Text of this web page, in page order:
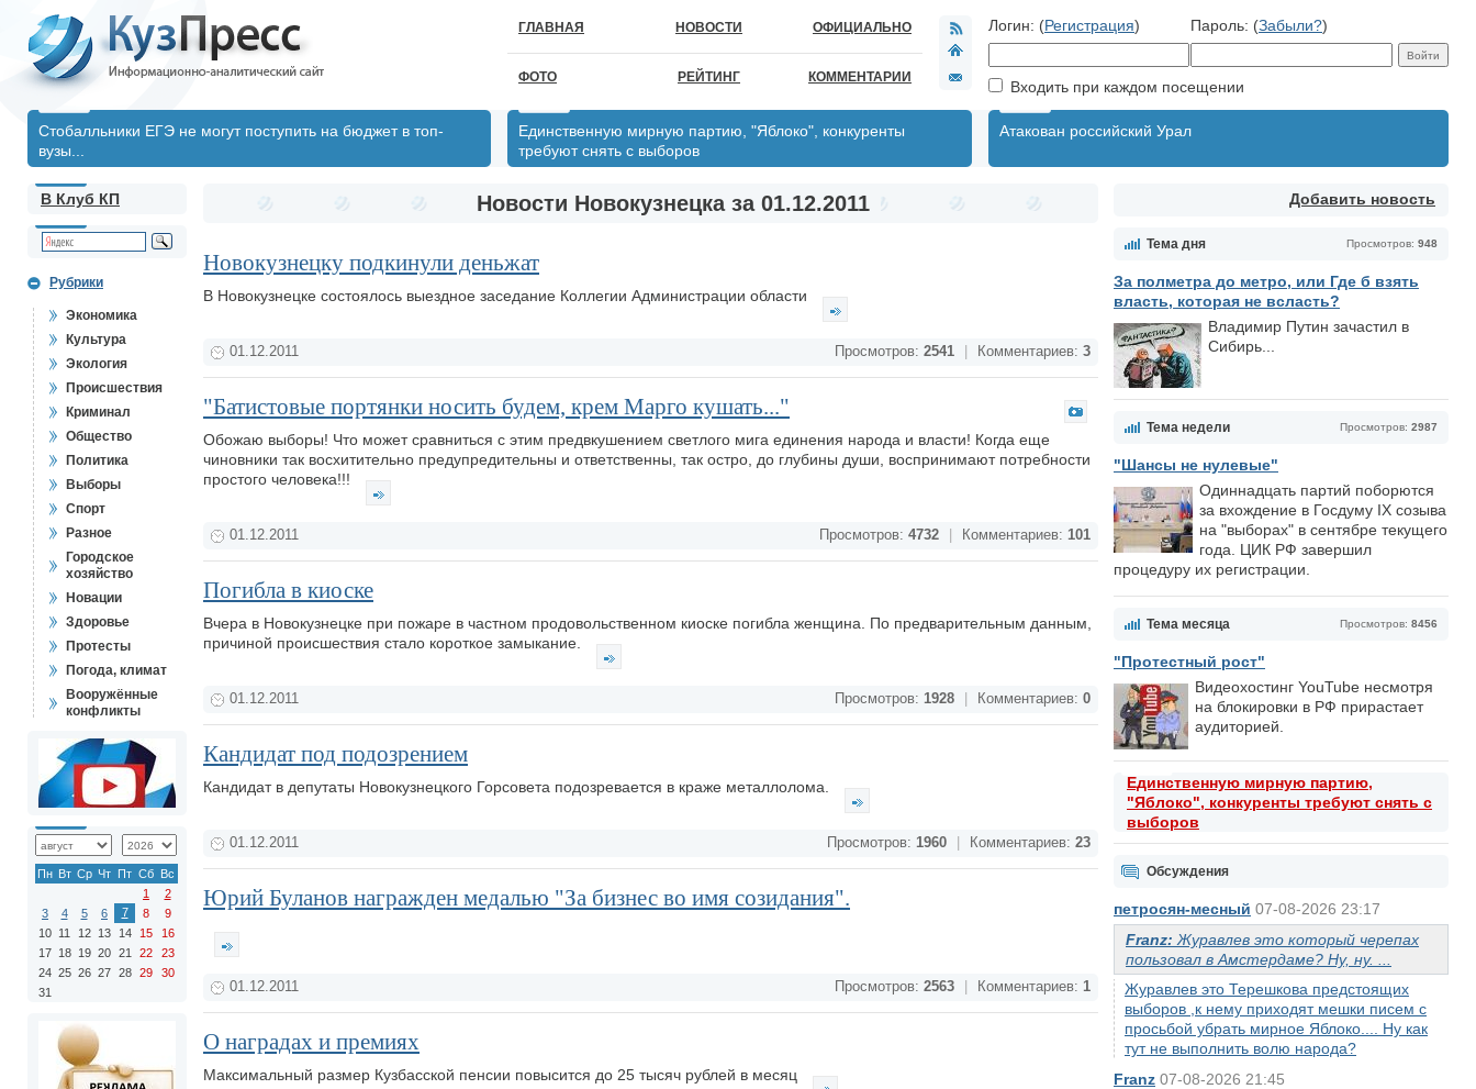
ГЛАВНАЯ НОВОСТИ ОФИЦИАЛЬНО
ФОТО РЕЙТИНГ КОММЕНТАРИИ
Логин: (Регистрация) Пароль: (Забыли?)
Входить при каждом посещении
Стобалльники ЕГЭ не могут поступить на бюджет в топ-
вузы...
Единственную мирную партию, "Яблоко", конкуренты
требуют снять с выборов
Атакован российский Урал
Добавить новость
Просмотров: 948
Тема дня
За полметра до метро, или Где б взять
власть, которая не всласть?
Владимир Путин зачастил в
Сибирь...
Просмотров: 2987
Тема недели
"Шансы не нулевые"
Одиннадцать партий поборются
за вхождение в Госдуму IX созыва
на "выборах" в сентябре текущего
года. ЦИК РФ завершил
процедуру их регистрации.
Просмотров: 8456
Тема месяца
"Протестный рост"
Видеохостинг YouTube несмотря
на блокировки в РФ прирастает
аудиторией.
Единственную мирную партию,
"Яблоко", конкуренты требуют снять с
выборов
Обсуждения
петросян-месный 07-08-2026 23:17
Franz: Журавлев это который черепах
пользовал в Амстердаме? Ну, ну. ...
Журавлев это Терешкова предстоящих
выборов ,к нему приходят мешки писем с
просьбой убрать мирное Яблоко.... Ну как
тут не выполнить волю народа?
Franz 07-08-2026 21:45
В Клуб КП
Рубрики
Экономика
Культура
Экология
Происшествия
Криминал
Общество
Политика
Выборы
Спорт
Разное
Городское
хозяйство
Новации
Здоровье
Протесты
Погода, климат
Вооружённые
конфликты
Пн Вт Ср Чт Пт Сб Вс
1
2
3
4 5 6 7 8
9
10 11 12 13 14 15
16
17 18 19 20 21 22
23
24 25 26 27 28 29
30
31
Новости Новокузнецка за 01.12.2011
Новокузнецку подкинули деньжат
В Новокузнецке состоялось выездное заседание Коллегии Администрации области
01.12.2011 Просмотров: 2541 Комментариев: 3
"Батистовые портянки носить будем, крем Марго кушать..."
Обожаю выборы! Что может сравниться с этим предвкушением светлого мига единения народа и власти! Когда еще
чиновники так восхитительно предупредительны и ответственны, так остро, до глубины души, воспринимают потребности
простого человека!!!
01.12.2011 Просмотров: 4732 Комментариев: 101
Погибла в киоске
Вчера в Новокузнецке при пожаре в частном продовольственном киоске погибла женщина. По предварительным данным,
причиной происшествия стало короткое замыкание.
01.12.2011 Просмотров: 1928 Комментариев: 0
Кандидат под подозрением
Кандидат в депутаты Новокузнецкого Горсовета подозревается в краже металлолома.
01.12.2011 Просмотров: 1960 Комментариев: 23
Юрий Буланов награжден медалью "За бизнес во имя созидания".
01.12.2011 Просмотров: 2563 Комментариев: 1
О наградах и премиях
Максимальный размер Кузбасской пенсии повысится до 25 тысяч рублей в месяц